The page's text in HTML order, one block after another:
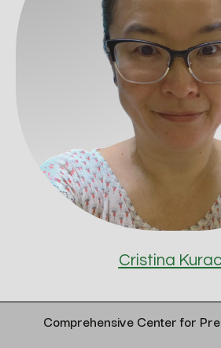
Cristina
Comprehensive Center for